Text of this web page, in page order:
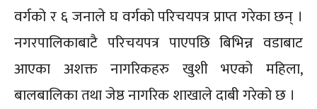
वर्गको र ६ जनाले घ वर्गको परिचयपत्र प्राप्त गरेका छन् ।
नगरपालिकाबाटै परिचयपत्र पाएपछि बिभिन्न वडाबाट
आएका अशक्त नागरिकहरु खुशी भएको महिला,
बालबालिका तथा जेष्ठ नागरिक शाखाले दाबी गरेको छ ।